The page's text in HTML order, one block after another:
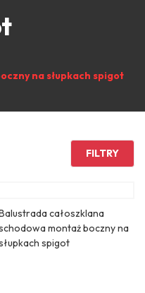
na słupkach spigot
FILTRY
całoszklana
montaż boczny na
spigot